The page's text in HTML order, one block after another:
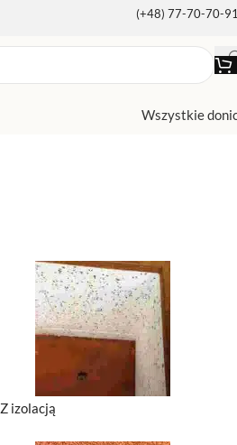
(+48) 77-70-70-
Wszystkie
Z izolacją